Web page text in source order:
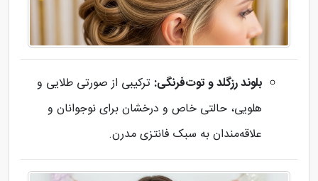
بلوند رزگلد و توت‌فرنگی: ترکیبی از صورتی طلایی و
هلویی، حالتی خاص و درخشان برای نوجوانان و
علاقه‌مندان به سبک فانتزی مدرن.